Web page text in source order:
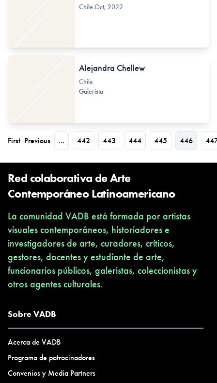
Chile Oct, 2022
Alejandra Chellew
Chile
Galerista
First Previous ... 442 443 444 445 446
Red colaborativa de Arte
Contemporáneo Latinoamericano
La comunidad VADB está formada por artistas
visuales contemporáneos, historiadores e
investigadores de arte, curadores, críticos,
gestores, docentes y estudiante de arte,
funcionarios públicos, galeristas, coleccionistas y
otros agentes culturales.
Sobre VADB
Acerca de VADB
Programa de patrocinadores
Convenios y Media Partners